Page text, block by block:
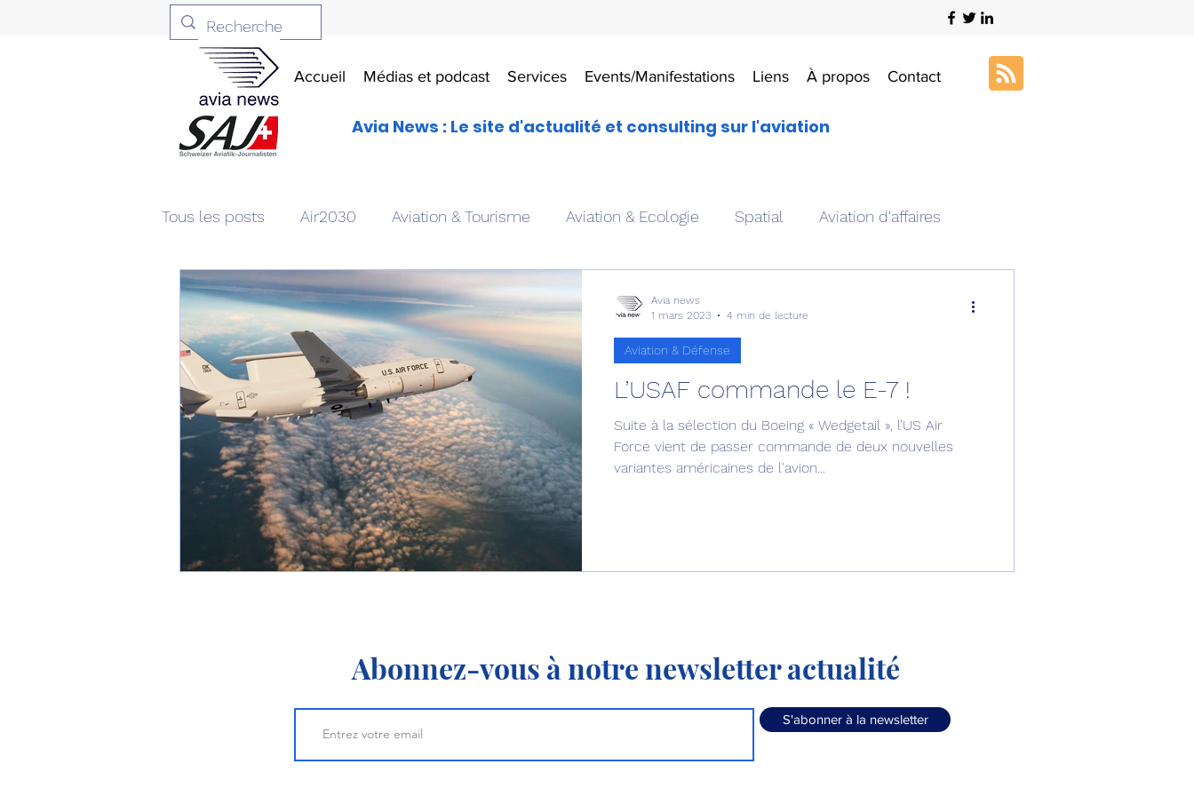
Accueil Médias et podcast Services Events/Manifestations Liens À propos Contact
Avia News : Le site d'actualité et consulting sur l'aviation
Tous les posts Air2030 Aviation & Tourisme Aviation & Ecologie Spatial Aviation d'affaires
Aviation & Défense Livres Drones aériens
Patrimoine aéronautique Avionique & pilotage Avion expérimental
1 er avril Motorisation Défense sol-air DSA Amphibie Drones Composante ESPACE
Shenyang J-35 Bombardier Global 6500 Fret aérien
Airbus H145M Opération militaire au Vénézuela Simulateur avion de combat Avionneurs
L’USAF commande le E-7 !
Suite à la sélection du Boeing « Wedgetail », l’US Air
Force vient de passer commande de deux nouvelles
variantes américaines de l'avion...
Aviation & Défense
Avia news
1 mars 2023
4 min de lecture
Abonnez-vous à notre newsletter actualité
S'abonner à la newsletter